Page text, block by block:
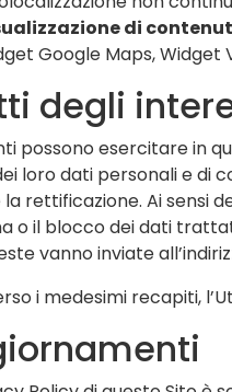
di
Google Maps, Widget
degli
possono esercitare in
loro dati personali e di
rettificazione. Ai sensi
o il blocco dei dati
vanno inviate
i medesimi recapiti,